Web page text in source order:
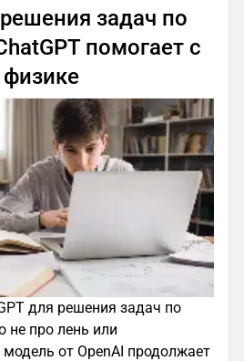
задач по
помогает с
для решения задач по
не про лень или
от OpenAI продолжает